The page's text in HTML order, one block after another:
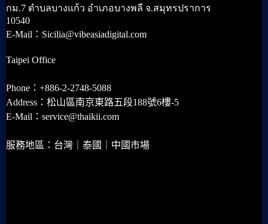
กม.7 ตำบลบางแก้ว อำเภอบางพลี จ.สมุทรปราการ
10540
E-Mail：Sicilia@vibeasiadigital.com
Taipei Office
Phone：+886-2-2748-5088
Address：松山區南京東路五段188號6樓-5
E-Mail：service@thaikii.com
服務地區：台灣｜泰國｜中國市場